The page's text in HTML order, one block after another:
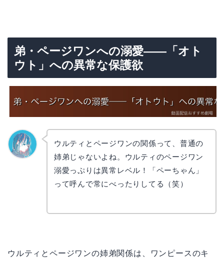
弟・ページワンへの溺愛——「オト
ウト」への異常な保護欲
ウルティとページワンの関係って、普通の
姉弟じゃないよね。ウルティのページワン
溺愛っぷりは異常レベル！「ペーちゃん」
って呼んで常にべったりしてる（笑）
ウルティとページワンの姉弟関係は、ワンピースのキ